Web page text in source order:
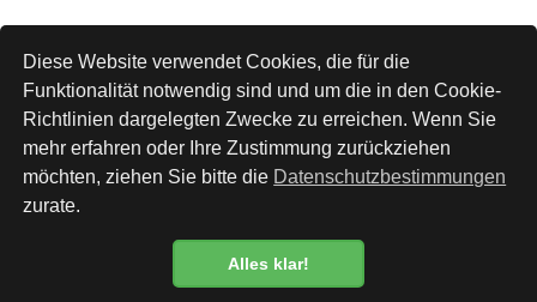
Datenschutzbestimmung
Diese Website verwendet Cookies, die für die
Funktionalität notwendig sind und um die in den Cookie-
Richtlinien dargelegten Zwecke zu erreichen. Wenn Sie
mehr erfahren oder Ihre Zustimmung zurückziehen
möchten, ziehen Sie bitte die Datenschutzbestimmungen
zurate.
Alles klar!
Kontakt
Links
Datenschutz